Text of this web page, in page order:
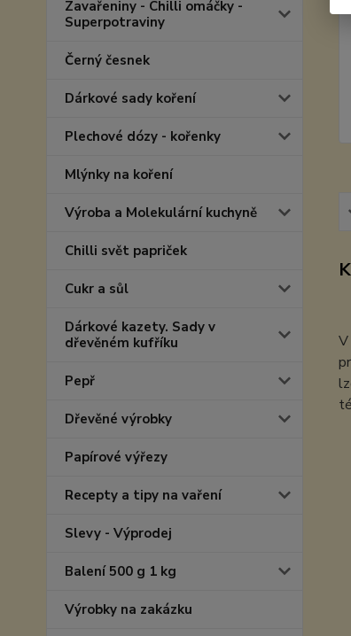
Zavařeniny - Chilli omáčky -
Superpotraviny
Černý česnek
Dárkové sady koření
Plechové dózy - kořenky
Mlýnky na koření
Výroba a Molekulární kuchyně
Chilli svět papriček
Cukr a sůl
Dárkové kazety. Sady v
dřevěném kufříku
Pepř
Dřevěné výrobky
Papírové výřezy
Recepty a tipy na vaření
Slevy - Výprodej
Balení 500 g 1 kg
Výrobky na zakázku
V